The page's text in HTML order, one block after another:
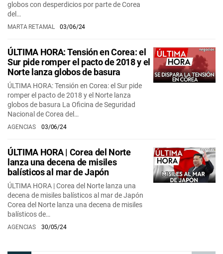
globos con desperdicios por parte de Corea
del…
MARTA RETAMAL 03/06/24
ÚLTIMA HORA: Tensión en Corea: el
Sur pide romper el pacto de 2018 y el
Norte lanza globos de basura
ÚLTIMA HORA: Tensión en Corea: el Sur pide
romper el pacto de 2018 y el Norte lanza
globos de basura La Oficina de Seguridad
Nacional de Corea del…
AGENCIAS 03/06/24
ÚLTIMA HORA | Corea del Norte
lanza una decena de misiles
balísticos al mar de Japón
ÚLTIMA HORA | Corea del Norte lanza una
decena de misiles balísticos al mar de Japón
Corea del Norte lanza una decena de misiles
balísticos de…
AGENCIAS 30/05/24